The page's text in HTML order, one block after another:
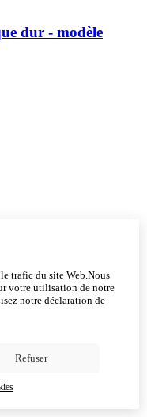
dur - modèle
en Silicone
trafic du site Web.Nous
votre utilisation de notre
notre déclaration de
Refuser